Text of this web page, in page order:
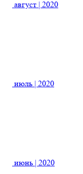
август | 2020
июль | 2020
июнь | 2020